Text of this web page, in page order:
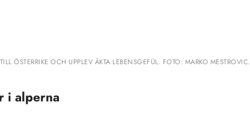
ÖSTERRIKE OCH UPPLEV ÄKTA LEBENSGEFÜL. FOTO: MARKO MESTROVIC.
i alperna